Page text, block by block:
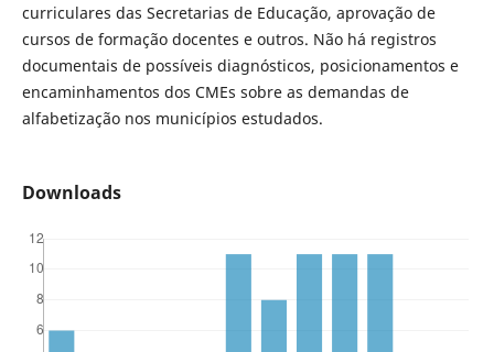
curriculares das Secretarias de Educação, aprovação de
cursos de formação docentes e outros. Não há registros
documentais de possíveis diagnósticos, posicionamentos e
encaminhamentos dos CMEs sobre as demandas de
alfabetização nos municípios estudados.
Downloads